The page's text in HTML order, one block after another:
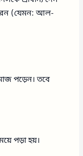
(যেমন: আল-
পড়েন। তবে
পড়া হয়।